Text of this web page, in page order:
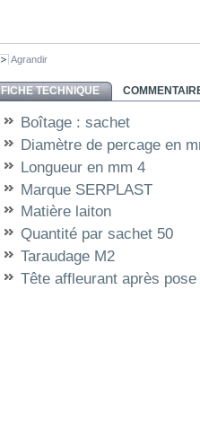
Agrandir
FICHE TECHNIQUE
Boîtage : sachet
Diamètre de percage en
Longueur en mm 4
Marque SERPLAST
Matière laiton
Quantité par sachet 50
Taraudage M2
Tête affleurant après pose